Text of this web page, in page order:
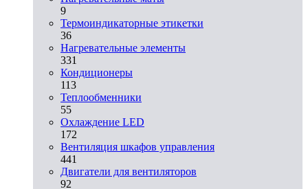
9
Термоиндикаторные этикетки
36
Нагревательные элементы
331
Кондиционеры
113
Теплообменники
55
Охлаждение LED
172
Вентиляция шкафов управления
441
Двигатели для вентиляторов
92